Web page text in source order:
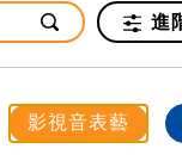
進
影視音表藝